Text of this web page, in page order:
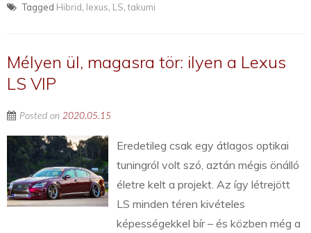
Tagged Hibrid lexus LS ,takumi
Mélyen ül, magasra tör: ilyen a Lexus
LS VIP
Posted on 2020.05.15
Eredetileg csak egy átlagos optikai
tuningról volt szó, aztán mégis önálló
életre kelt a projekt. Az így létrejött
LS minden téren kivételes
képességekkel bír – és közben még a